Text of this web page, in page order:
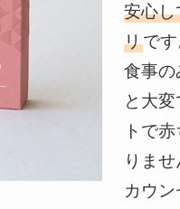
安心し
リです
食事の
と大
トで
りませ
カウ